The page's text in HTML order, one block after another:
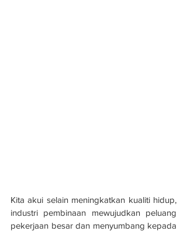
Kita akui selain meningkatkan kualiti hidup,
industri pembinaan mewujudkan peluang
pekerjaan besar dan menyumbang kepada